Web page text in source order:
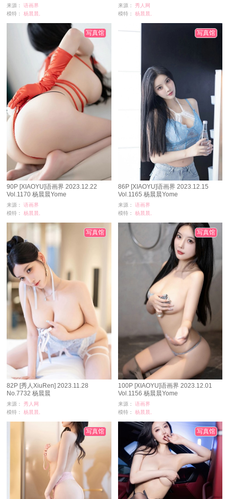
来源：
语画界
模特：
杨晨晨,
浏览：7951
05-09
来源：
秀人网
模特：
杨晨晨,
11849
时间：05-09
90P [XIAOYU]语画界 2023.12.22
Vol.1170 杨晨晨Yome
来源：
语画界
模特：
杨晨晨,
写真馆
86P [XIAOYU]语画界 2023.12.15
Vol.1165 杨晨晨Yome
来源：
语画界
模特：
杨晨晨,
写真馆
82P [秀人XiuRen] 2023.11.28
No.7732 杨晨晨
来源：
秀人网
模特：
杨晨晨,
写真馆
100P [XIAOYU]语画界 2023.12.01
Vol.1156 杨晨晨Yome
来源：
语画界
模特：
杨晨晨,
03-07
写真馆
写真馆 写真馆